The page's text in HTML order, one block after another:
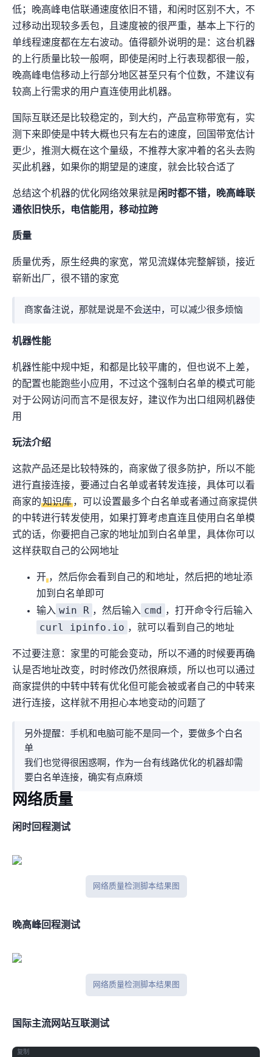
低；晚高峰电信联通速度依旧不错，和闲时区别不大，不
过移动出现较多丢包，且速度被qos的很严重，基本上下行的
单线程速度都在10-20Mbps左右波动。值得额外说明的是：这台机器
的上行质量比较一般啊，即使是闲时上行表现都很一般，
晚高峰电信移动上行部分地区甚至只有个位数，不建议有
较高上行需求的用户直连使用此机器。
国际互联还是比较稳定的，到LAX大约4ms，产品宣称带宽有10Gbps，实
测下来即使是中转大概也只有1Gbps左右的速度，回国带宽估计
更少，推测大概在200-500Mbps这个量级，不推荐大家冲着“10Gbps”的名头去购
买此机器，如果你的期望是100Mbps-200Mbps的速度，就会比较合适了
总结这个机器的优化网络效果就是闲时都不错，晚高峰联
通依旧快乐，电信能用，移动拉跨
IP质量
IP质量优秀，原生IP+经典的COX家宽，常见流媒体完整解锁，IP接近
崭新出厂，很不错的家宽IP
商家备注说“Our residential proxies do not face issues with being geolocated to China by Google”，那就是说是不会送中，可以减少很多烦恼
机器性能
机器性能中规中矩，CPU和IO都是比较平庸的，但也说不上差，2C2GB
的配置也能跑些小应用，不过这个强制白名单的模式可能
对于公网访问而言不是很友好，建议作为出口组网机器使
用
玩法介绍
这款产品还是比较特殊的，商家做了很多防护，所以不能
进行直接连接，要通过白名单或者转发连接，具体可以看
商家的知识库，可以设置最多5个白名单IP或者通过商家提供
的中转IP进行转发使用，如果打算考虑直连且使用白名单模
式的话，你要把自己家的IP地址加到白名单里，具体你可以
这样获取自己的公网IPV4地址
开 ，然后你会看到自己的IPV6和IPV4地址，然后把IPV4的地址添
加到白名单即可
输入 win R ，然后输入 cmd ，打开命令行后输入
curl ipinfo.io ，就可以看到自己的IPV4地址
不过要注意：家里的IPV4可能会变动，所以不通的时候要再确
认是否IPV4地址改变，时时修改仍然很麻烦，所以也可以通过
商家提供的中转(中转有9929优化但可能会被Block)或者自己的中转来
进行连接，这样就不用担心本地IPV4变动的问题了
另外提醒：手机和电脑可能不是同一个IPV4，要做多个白名
单
我们也觉得很困惑啊，作为一台有线路优化的机器却需
要白名单连接，确实有点麻烦
网络质量
闲时IPV4回程测试
网络质量检测脚本结果图
晚高峰IPV4回程测试
网络质量检测脚本结果图
国际主流网站互联测试
复制